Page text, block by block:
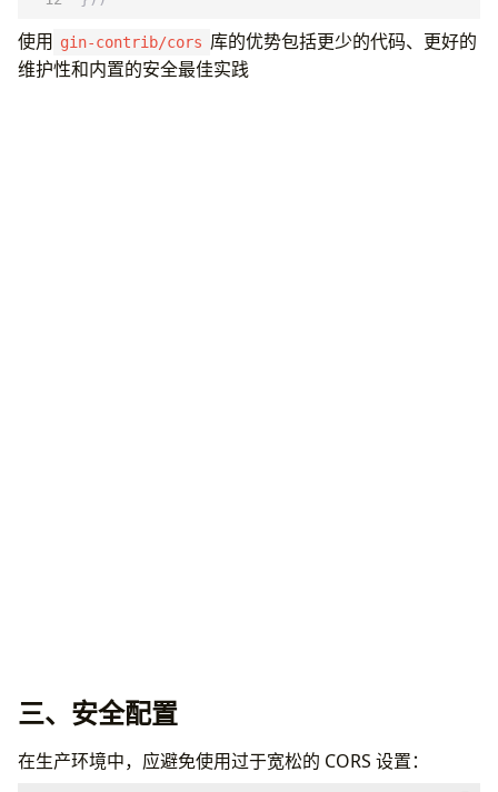
使用 gin-contrib/cors 库的优势包括更少的代码、更好的
维护性和内置的安全最佳实践
三、安全配置
在生产环境中，应避免使用过于宽松的 CORS 设置：